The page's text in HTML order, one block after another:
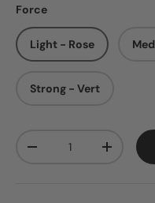
Force
Light - Rose
Strong - Vert
Diminuer la quantité